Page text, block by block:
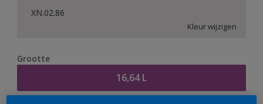
XN.02.86
Kleur wijzigen
Grootte
16,64 L